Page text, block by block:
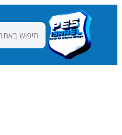
Search
for:
Search Button